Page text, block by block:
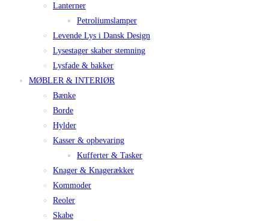
Lanterner
Petroliumslamper
Levende Lys i Dansk Design
Lysestager skaber stemning
Lysfade & bakker
MØBLER & INTERIØR
Bænke
Borde
Hylder
Kasser & opbevaring
Kufferter & Tasker
Knager & Knagerækker
Kommoder
Reoler
Skabe